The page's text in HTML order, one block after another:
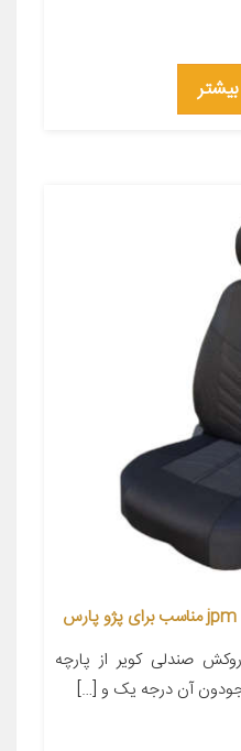
صندلی کویر از پارچه
جودون آن درجه یک و […]